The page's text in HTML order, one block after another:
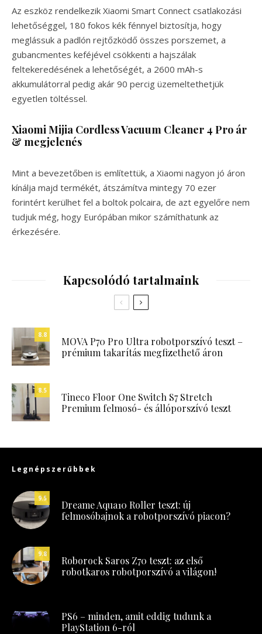
Az eszköz rendelkezik Xiaomi Smart Connect csatlakozási
lehetőséggel, 180 fokos kék fénnyel biztosítja, hogy
meglássuk a padlón rejtőzködő összes porszemet, a
gubancmentes keféjével csökkenti a hajszálak
feltekeredésének a lehetőségét, a 2600 mAh-s
akkumulátorral pedig akár 90 percig üzemeltethetjük
egyetlen töltéssel.
Xiaomi Mijia Cordless Vacuum Cleaner 4 Pro ár
& megjelenés
Mint a bevezetőben is említettük, a Xiaomi nagyon jó áron
kínálja majd termékét, átszámítva mintegy 70 ezer
forintért kerülhet fel a boltok polcaira, de azt egyelőre nem
tudjuk még, hogy Európában mikor számíthatunk az
érkezésére.
Kapcsolódó tartalmaink
8.8
MOVA P70 Pro Ultra robotporszívó teszt –
prémium takarítás megfizethető áron
8.5
Tineco Floor One Switch S7 Stretch
Premium felmosó- és állóporszívó teszt
Legnépszerűbbek
9.5
Dreame Aqua10 Roller teszt: új
felmosóbajnok a robotporszívó piacon?
9.8
Roborock Saros Z70 teszt: az első
robotkaros robotporszívó a világon!
PS6 – minden, amit eddig tudunk a
PlayStation 6-ról